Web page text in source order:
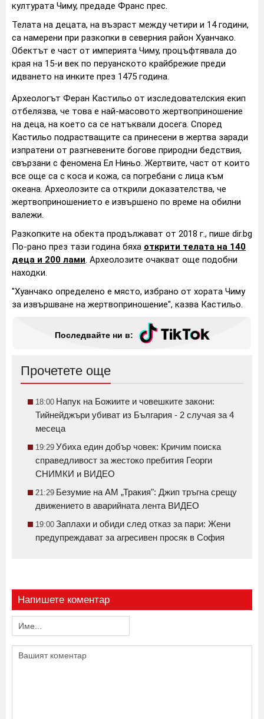
културата Чиму, предаде Франс прес.
Телата на децата, на възраст между четири и 14 години,
са намерени при разкопки в северния район Хуанчако.
Обектът е част от империята Чиму, процъфтявала до
края на 15-и век по перуанското крайбрежие преди
идването на инките през 1475 година.
Археологът Феран Кастильо от изследователския екип
отбелязва, че това е най-масовото жертвоприношение
на деца, на което са се натъквали досега. Според
Кастильо подрастващите са принесени в жертва заради
изпратени от разгневените богове природни бедствия,
свързани с феномена Ел Ниньо. Жертвите, част от които
все още са с коса и кожа, са погребани с лица към
океана. Археолозите са открили доказателства, че
жертвоприношението е извършено по време на обилни
валежи.
Разкопките на обекта продължават от 2018 г., пише dir.bg
По-рано през тази година бяха открити телата на 140
деца и 200 лами. Археолозите очакват още подобни
находки.
"Хуанчако определено е място, избрано от хората Чиму
за извършване на жертвоприношение", казва Кастильо.
Последвайте ни в:
Прочетете още
18:00 Напук на Божиите и човешките закони:
Тийнейджъри убиват из България - 2 случая за 4
месеца
19:29 Убиха един добър човек: Кричим поиска
справедливост за жестоко пребития Георги
СНИМКИ и ВИДЕО
21:29 Безумие на АМ „Тракия": Джип тръгна срещу
движението в аварийната лента ВИДЕО
19:00 Заплахи и обиди след отказ за пари: Жени
предупреждават за агресивен просяк в София
Напишете коментар